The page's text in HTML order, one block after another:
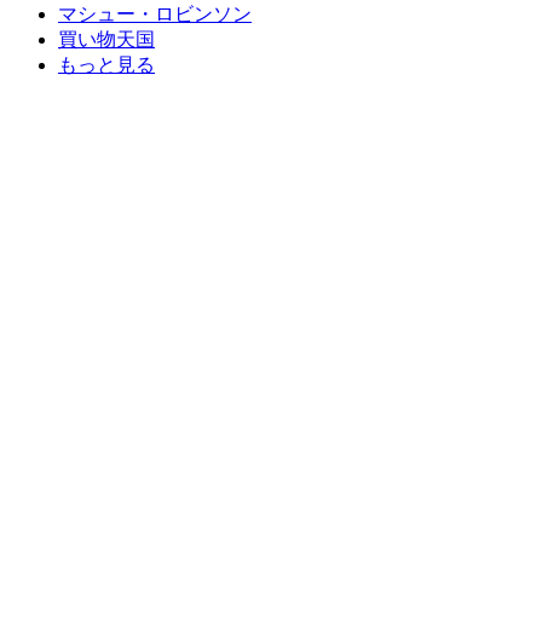
マシュー・ロビンソン
買い物天国
もっと見る